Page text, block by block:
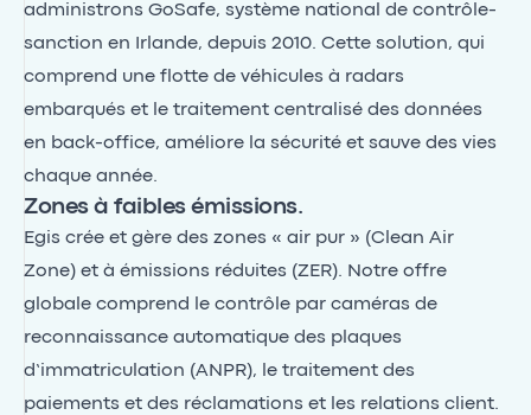
administrons GoSafe, système national de contrôle-
sanction en Irlande, depuis 2010. Cette solution, qui
comprend une flotte de véhicules à radars
embarqués et le traitement centralisé des données
en back-office, améliore la sécurité et sauve des vies
chaque année.
Zones à faibles émissions.
Egis crée et gère des zones « air pur » (Clean Air
Zone) et à émissions réduites (ZER). Notre offre
globale comprend le contrôle par caméras de
reconnaissance automatique des plaques
d’immatriculation (ANPR), le traitement des
paiements et des réclamations et les relations client.